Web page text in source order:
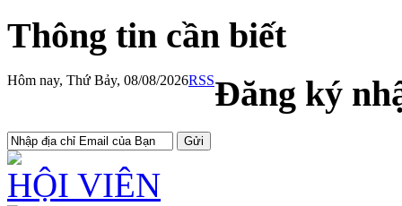
Thông tin cần biết
Hôm nay, Thứ Bảy, 08/08/2026RSSĐăng ký
HỘI VIÊN